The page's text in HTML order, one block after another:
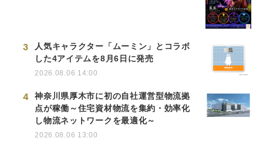
3
人気キャラクター「ムーミン」とコラボ
した4アイテムを8月6日に発売
2026.08.06 14:00
4
神奈川県厚木市に初の自社運営型物流拠
点が稼働～住宅資材物流を集約・効率化
し物流ネットワークを最適化～
2026.08.06 13:00